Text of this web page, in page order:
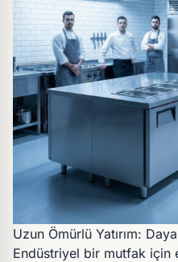
Uzun Ömürlü Yatırım:
Endüstriyel bir mutfak için